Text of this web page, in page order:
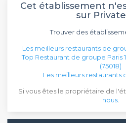
Cet établissement
sur
Trouver des
Les meilleurs restaurants de
Top Restaurant de groupe Paris
(75018)
Les meilleurs restaurants
Si vous êtes le propriétaire de
nous